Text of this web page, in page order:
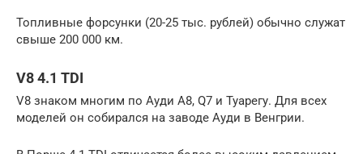
Топливные форсунки (20-25 тыс. рублей) обычно служат
свыше 200 000 км.
V8 4.1 TDI
V8 знаком многим по Ауди А8, Q7 и Туарегу. Для всех
моделей он собирался на заводе Ауди в Венгрии.